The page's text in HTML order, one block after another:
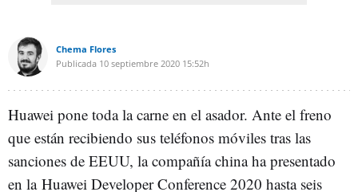
Chema Flores
Publicada 10 septiembre 2020 15:52h
Huawei pone toda la carne en el asador. Ante el freno
que están recibiendo sus teléfonos móviles tras las
sanciones de EEUU, la compañía china ha presentado
en la Huawei Developer Conference 2020 hasta seis